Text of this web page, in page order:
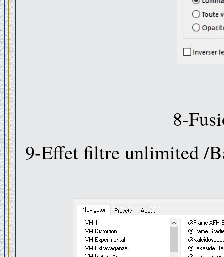
8-
9-Effet filtre unlimited /